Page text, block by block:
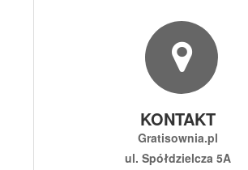
KONTAKT
Gratisownia.pl
ul. Spółdzielcza 5A